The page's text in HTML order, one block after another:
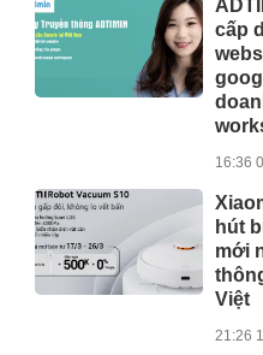
cấp
16:36
hút
mới
Việt
21:26